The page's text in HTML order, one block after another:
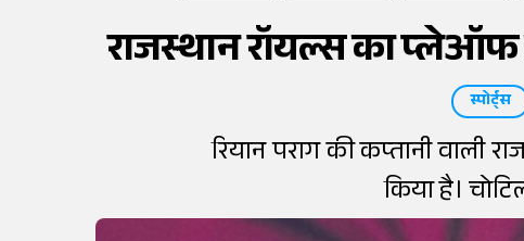
राजस्थान रॉयल्स का
स्पोर्ट्स
रियान पराग की कप्तानी
किया है।